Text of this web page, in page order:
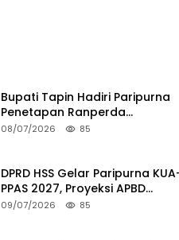
Bupati Tapin Hadiri Paripurna
Penetapan Ranperda
Perubahan Perangkat Daerah
08/07/2026 85
DPRD HSS Gelar Paripurna
PPAS 2027, Proyeksi APBD
Tembus Rp2,15 Triliun
09/07/2026 85